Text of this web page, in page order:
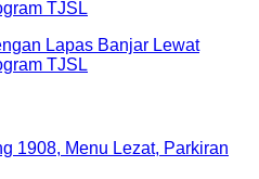
Lapas Banjar Lewat
TJSL